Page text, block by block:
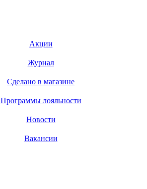
Акции
Журнал
Сделано в магазине
Программы лояльности
Новости
Вакансии